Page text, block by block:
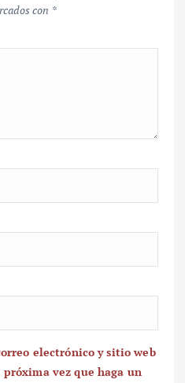
con *
electrónico y sitio web
vez que haga un